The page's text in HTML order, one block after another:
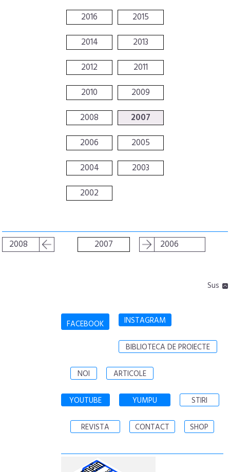
2016
2015
2014
2013
2012
2011
2010
2009
2008
2007
2006
2005
2004
2003
2002
2008 2007 2006
Sus
FACEBOOK INSTAGRAM
BIBLIOTECA DE PROIECTE
NOI ARTICOLE
YOUTUBE YUMPU STIRI
REVISTA CONTACT SHOP